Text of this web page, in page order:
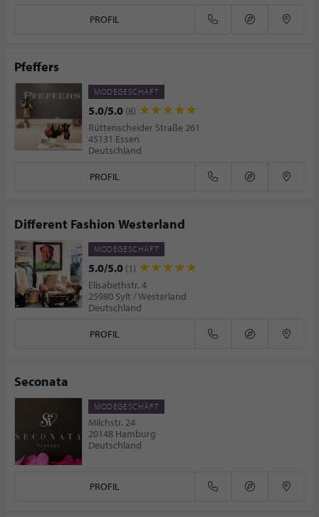
PROFIL
Pfeffers
MODEGESCHÄFT
5.0/5.0 (8)
Rüttenscheider Straße 261
45131 Essen
Deutschland
PROFIL
Different Fashion Westerland
MODEGESCHÄFT
5.0/5.0 (1)
Elisabethstr. 4
25980 Sylt / Westerland
Deutschland
PROFIL
Seconata
MODEGESCHÄFT
Milchstr. 24
20148 Hamburg
Deutschland
PROFIL